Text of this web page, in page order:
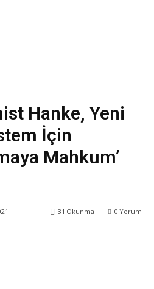
Hanke, Yeni
İçin
Mahkum’
0 Yorum
31 Okunma